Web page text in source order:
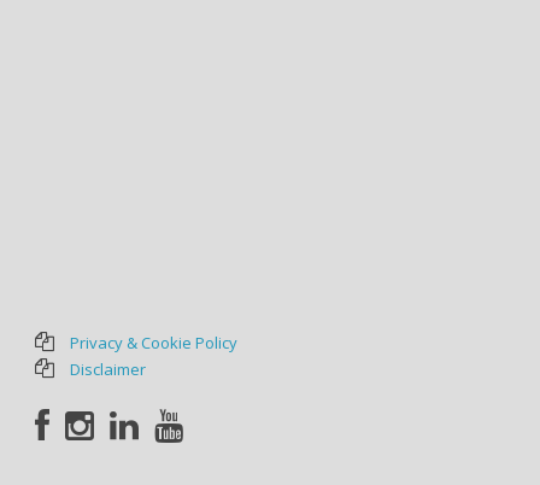
Privacy & Cookie Policy
Disclaimer